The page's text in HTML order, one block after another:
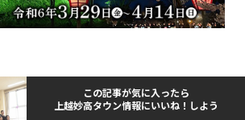
この記事が気に入ったら
上越妙高タウン情報にいいね！しよう